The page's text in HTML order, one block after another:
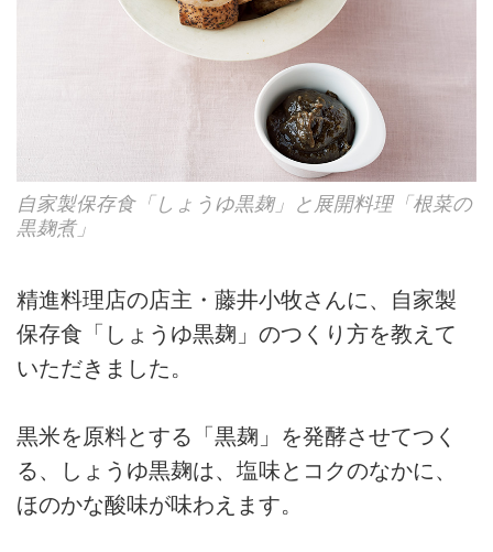
自家製保存食「しょうゆ黒麹」と展開料理「根菜の
黒麹煮」
精進料理店の店主・藤井小牧さんに、自家製
保存食「しょうゆ黒麹」のつくり方を教えて
いただきました。
黒米を原料とする「黒麹」を発酵させてつく
る、しょうゆ黒麹は、塩味とコクのなかに、
ほのかな酸味が味わえます。